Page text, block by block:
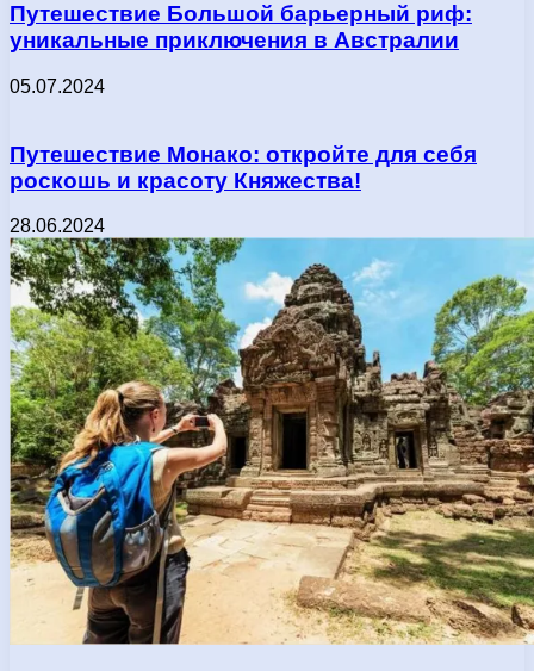
Путешествие Большой барьерный риф:
уникальные приключения в Австралии
05.07.2024
Путешествие Монако: откройте для себя
роскошь и красоту Княжества!
28.06.2024